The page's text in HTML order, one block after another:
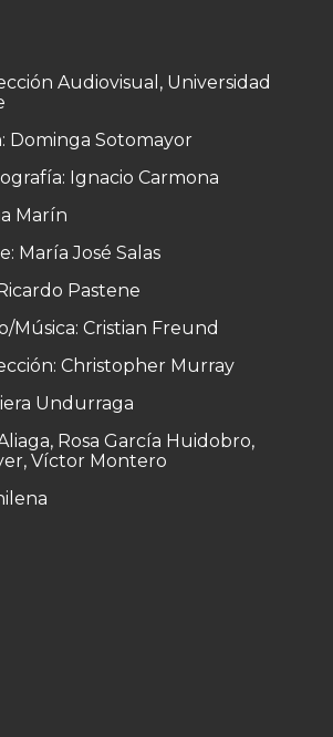
Audiovisual, Universidad
Dominga Sotomayor
Ignacio Carmona
Marín
María José Salas
Pastene
Música: Cristian Freund
Christopher Murray
Undurraga
Rosa García Huidobro,
Víctor Montero